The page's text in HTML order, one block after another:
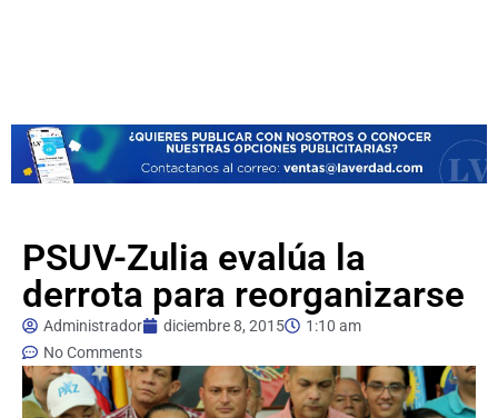
PSUV-Zulia evalúa la
derrota para reorganizarse
Administrador diciembre 8, 2015
1:10 am
No Comments